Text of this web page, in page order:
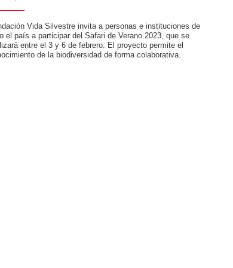
Vida Silvestre invita a personas e instituciones de
el país a participar del Safari de Verano 2023, que se
entre el 3 y 6 de febrero. El proyecto permite el
de la biodiversidad de forma colaborativa.